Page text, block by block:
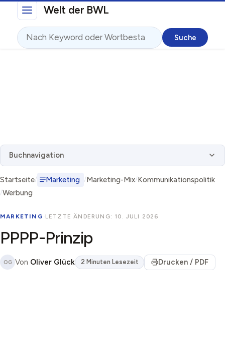
Direkt zum InhaltWelt der BWL
Suche
Buchnavigation
Startseite Marketing Marketing-Mix Kommunikationspolitik
Werbung
MARKETING · LETZTE ÄNDERUNG: 10. JULI 2026
PPPP-Prinzip
OG Von Oliver Glück 2 Minuten Lesezeit Drucken / PDF